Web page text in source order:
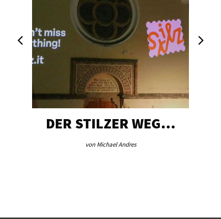
DER STILZER WEG…
von Michael Andres